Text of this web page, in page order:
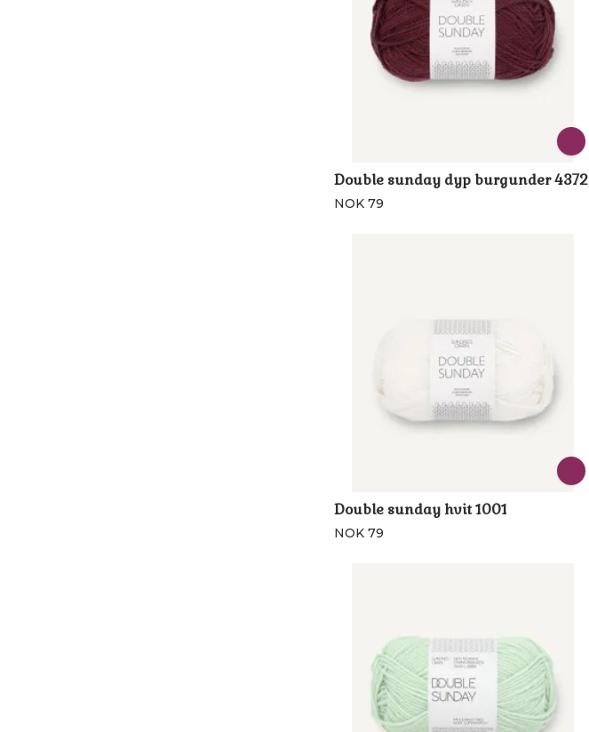
Double sunday dyp burgunder 4372
NOK 79
Double sunday hvit 1001
NOK 79